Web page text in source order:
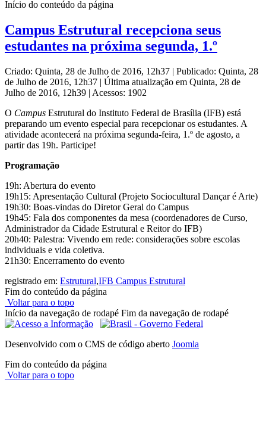
Início do conteúdo da página
Campus Estrutural recepciona seus
estudantes na próxima segunda, 1.º
Criado: Quinta, 28 de Julho de 2016, 12h37 | Publicado: Quinta, 28
de Julho de 2016, 12h37 | Última atualização em Quinta, 28 de
Julho de 2016, 12h39 | Acessos: 1902
O Campus Estrutural do Instituto Federal de Brasília (IFB) está
preparando um evento especial para recepcionar os estudantes. A
atividade acontecerá na próxima segunda-feira, 1.º de agosto, a
partir das 19h. Participe!
Programação
19h: Abertura do evento
19h15: Apresentação Cultural (Projeto Sociocultural Dançar é Arte)
19h30: Boas-vindas do Diretor Geral do Campus
19h45: Fala dos componentes da mesa (coordenadores de Curso,
Administrador da Cidade Estrutural e Reitor do IFB)
20h40: Palestra: Vivendo em rede: considerações sobre escolas
individuais e vida coletiva.
21h30: Encerramento do evento
registrado em: Estrutural,IFB Campus Estrutural
Fim do conteúdo da página
Voltar para o topo
Início da navegação de rodapé Fim da navegação de rodapé
Desenvolvido com o CMS de código aberto Joomla
Fim do conteúdo da página
Voltar para o topo